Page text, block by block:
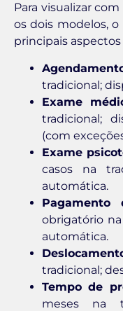
Para visualizar
os dois modelos,
principais
tradicional;
Exame
tradicional;
(com
Exame
casos na
automática.
Pagamento
obrigatório
automática.
tradicional;
Tempo de
meses na